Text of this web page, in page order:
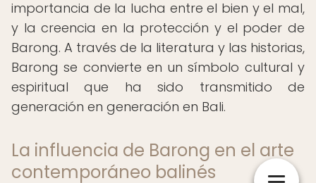
importancia de la lucha entre el bien y el mal,
y la creencia en la protección y el poder de
Barong. A través de la literatura y las historias,
Barong se convierte en un símbolo cultural y
espiritual que ha sido transmitido de
generación en generación en Bali.
La influencia de Barong en el arte
contemporáneo balinés